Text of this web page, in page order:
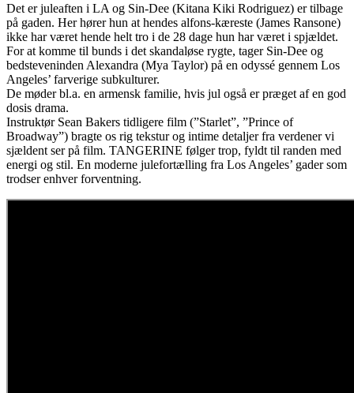
Det er juleaften i LA og Sin-Dee (Kitana Kiki Rodriguez) er tilbage
på gaden. Her hører hun at hendes alfons-kæreste (James Ransone)
ikke har været hende helt tro i de 28 dage hun har været i spjældet.
For at komme til bunds i det skandaløse rygte, tager Sin-Dee og
bedsteveninden Alexandra (Mya Taylor) på en odyssé gennem Los
Angeles’ farverige subkulturer.
De møder bl.a. en armensk familie, hvis jul også er præget af en god
dosis drama.
Instruktør Sean Bakers tidligere film (”Starlet”, ”Prince of
Broadway”) bragte os rig tekstur og intime detaljer fra verdener vi
sjældent ser på film. TANGERINE følger trop, fyldt til randen med
energi og stil. En moderne julefortælling fra Los Angeles’ gader som
trodser enhver forventning.